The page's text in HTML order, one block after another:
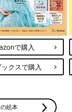
で購入
クスで購入
絵本